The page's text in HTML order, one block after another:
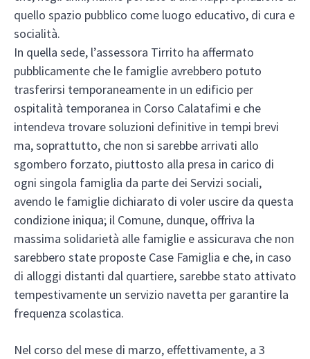
quello spazio pubblico come luogo educativo, di cura e
socialità.
In quella sede, l’assessora Tirrito ha affermato
pubblicamente che le famiglie avrebbero potuto
trasferirsi temporaneamente in un edificio per
ospitalità temporanea in Corso Calatafimi e che
intendeva trovare soluzioni definitive in tempi brevi
ma, soprattutto, che non si sarebbe arrivati allo
sgombero forzato, piuttosto alla presa in carico di
ogni singola famiglia da parte dei Servizi sociali,
avendo le famiglie dichiarato di voler uscire da questa
condizione iniqua; il Comune, dunque, offriva la
massima solidarietà alle famiglie e assicurava che non
sarebbero state proposte Case Famiglia e che, in caso
di alloggi distanti dal quartiere, sarebbe stato attivato
tempestivamente un servizio navetta per garantire la
frequenza scolastica.
Nel corso del mese di marzo, effettivamente, a 3